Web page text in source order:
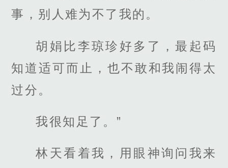
事，别人难为不了我的。
胡娟比李琼珍好多了，最起码
知道适可而止，也不敢和我闹得太
过分。
我很知足了。”
林天看着我，用眼神询问我来